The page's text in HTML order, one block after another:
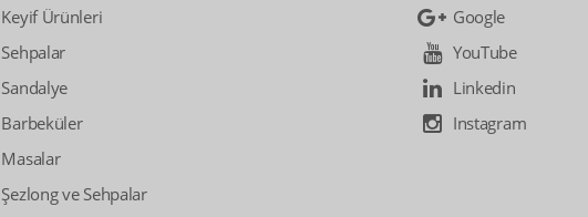
Keyif Ürünleri
Sehpalar
Sandalye
Barbeküler
Masalar
Şezlong ve Sehpalar
Google
YouTube
Linkedin
Instagram